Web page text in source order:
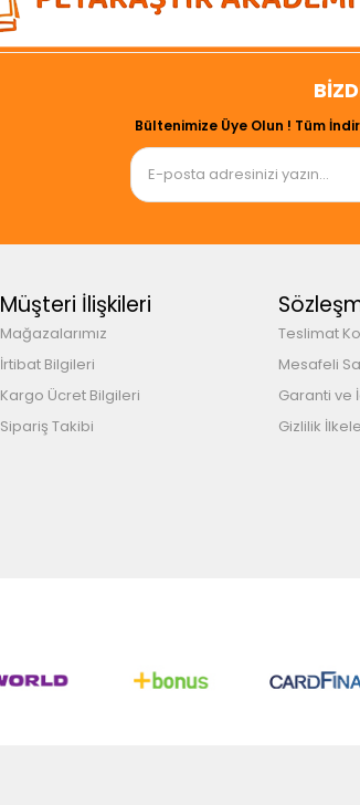
Bültenimize Üye Olun ! Tüm
Müşteri İlişkileri
Mağazalarımız
İrtibat Bilgileri
Kargo Ücret Bilgileri
Sipariş Takibi
Teslimat
Mesafeli
Garanti ve
Gizlilik